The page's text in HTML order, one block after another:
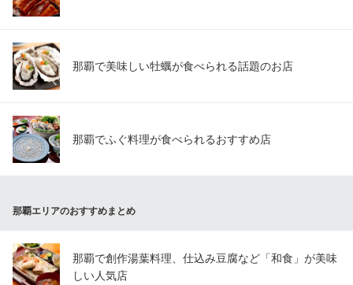
那覇で美味しい牡蠣が食べられる話題のお店
那覇でふぐ料理が食べられるおすすめ店
那覇エリアのおすすめまとめ
那覇で創作湯葉料理、仕込み豆腐など「和食」が美味
しい人気店